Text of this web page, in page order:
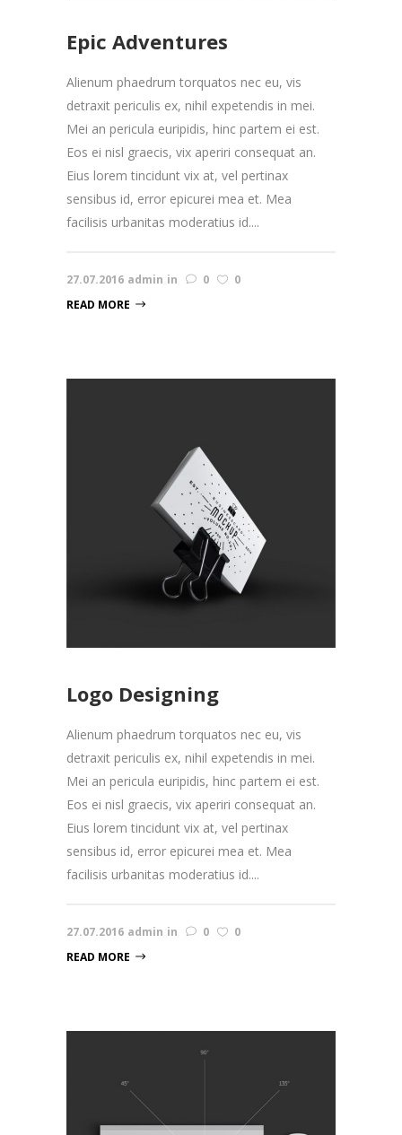
Epic Adventures
Alienum phaedrum torquatos nec eu, vis
detraxit periculis ex, nihil expetendis in mei.
Mei an pericula euripidis, hinc partem ei est.
Eos ei nisl graecis, vix aperiri consequat an.
Eius lorem tincidunt vix at, vel pertinax
sensibus id, error epicurei mea et. Mea
facilisis urbanitas moderatius id....
27.07.2016 admin in 0
0
READ MORE
Logo Designing
Alienum phaedrum torquatos nec eu, vis
detraxit periculis ex, nihil expetendis in mei.
Mei an pericula euripidis, hinc partem ei est.
Eos ei nisl graecis, vix aperiri consequat an.
Eius lorem tincidunt vix at, vel pertinax
sensibus id, error epicurei mea et. Mea
facilisis urbanitas moderatius id....
27.07.2016 admin in 0
0
READ MORE